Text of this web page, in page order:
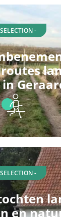
-
-
en